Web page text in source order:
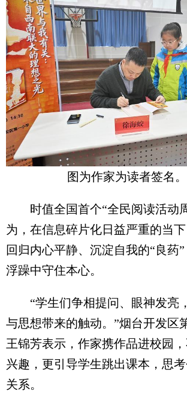
图为作家为读者签名
时值全国首个“全民阅读活动
为，在信息碎片化日益严重的当
回归内心平静、沉淀自我的“良药
浮躁中守住本心。
“学生们争相提问、眼神发亮
与思想带来的触动。”烟台开发区
王锦芳表示，作家携作品进校园
兴趣，更引导学生跳出课本，思
关系。